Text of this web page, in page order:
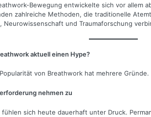
Bewegung entwickelte sich vor allem
zahlreiche Methoden, die traditionelle
Neurowissenschaft und Traumaforschung
aktuell einen Hype?
von Breathwork hat mehrere Gründe.
nehmen zu
sich heute dauerhaft unter Druck.